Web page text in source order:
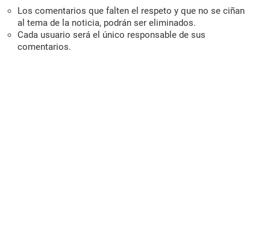
Los comentarios que falten el respeto y que no se ciñan
al tema de la noticia, podrán ser eliminados.
Cada usuario será el único responsable de sus
comentarios.